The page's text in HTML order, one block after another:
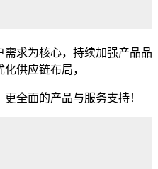
求为核心，持续加强产品品
供应链布局，
全面的产品与服务支持！